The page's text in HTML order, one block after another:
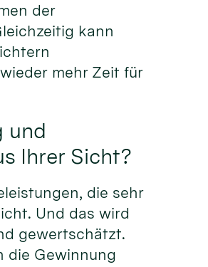
der
kann
mehr Zeit für
und
Ihrer Sicht?
die sehr
Und das wird
gewertschätzt.
die Gewinnung